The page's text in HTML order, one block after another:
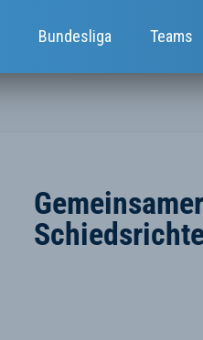
Bundesliga Teams